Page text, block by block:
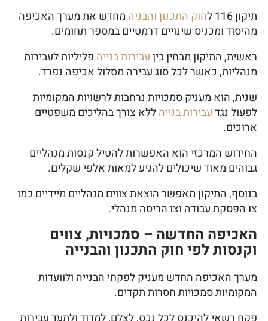
תיקון 116 ל חוק התכנון והבניה מחדש את מערך האכיפה
מהיסוד ומכניס שינויים דרמטיים במספר תחומים.
ראשית, התיקון מבחין ביןעבירות בנייה פליליות לעבירות
מנהליות, כאשר לכל סוג עבירה מסלול אכיפה נפרד.
שנית, הוא מעניק סמכויות נרחבות לרשויות המקומיות
לפעול נגדעבירות בנייהללא צורך בהליכים משפטיים
ארוכים.
החידוש המרכזי הוא האפשרות להטיל קנסות מנהליים
גבוהים מאוד שיכולים להגיע למאות אלפי שקלים.
בנוסף, התיקון מאפשר הוצאת צווים מנהליים מיידיים כמו
צו הפסקת עבודה וצו הריסה מנהלי.
האכיפה החדשה – סמכויות, צווים
וקנסות לפי חוק התכנון והבנייה
מערך האכיפה החדש מעניק לפקחי הבנייה ולוועדות
המקומיות סמכויות חסרות תקדים.